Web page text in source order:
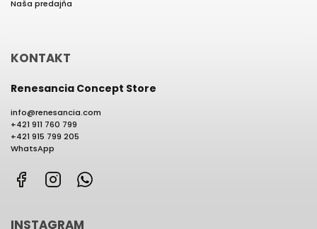
Naša predajňa
KONTAKT
Renesancia Concept Store
info@renesancia.com
+421 911 760 799
+421 915 799 205
WhatsApp
FacebookInstagram
INSTAGRAM